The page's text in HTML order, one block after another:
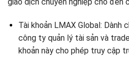
Tài khoản LMAX Global: Dành
công ty quản lý tài sản và
khoản này cho phép truy cập